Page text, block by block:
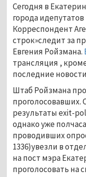
Сегодня в
города
Корреспондент
строк»следит за
Евгения Ройзмана.
трансляция ,
последние
Штаб Ройзмана
проголосовавших.
результаты exit-
однако уже
проводивших
1336)увезли в
на пост мэра
проголосовать на